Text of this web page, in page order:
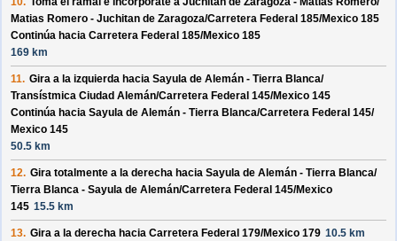
Matias Romero - Juchitan de Zaragoza/Carretera Federal 185/Mexico 185
Continúa hacia Carretera Federal 185/Mexico 185
169 km
11. Gira a la izquierda hacia Sayula de Alemán - Tierra Blanca/
Transístmica Ciudad Alemán/Carretera Federal 145/Mexico 145
Continúa hacia Sayula de Alemán - Tierra Blanca/Carretera Federal 145/
Mexico 145
50.5 km
12. Gira totalmente a la derecha hacia Sayula de Alemán - Tierra Blanca/
Tierra Blanca - Sayula de Alemán/Carretera Federal 145/Mexico
145 15.5 km
13. Gira a la derecha hacia Carretera Federal 179/Mexico 179 10.5 km